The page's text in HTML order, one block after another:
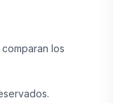
los